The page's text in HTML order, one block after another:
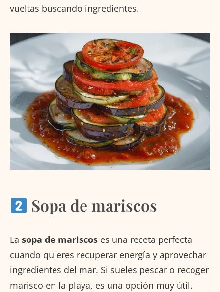
vueltas buscando ingredientes.
Sopa de mariscos
La sopa de mariscos es una receta perfecta
cuando quieres recuperar energía y aprovechar
ingredientes del mar. Si sueles pescar o recoger
marisco en la playa, es una opción muy útil.